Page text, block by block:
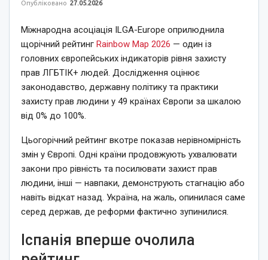
Опубліковано 27.05.2026
Міжнародна асоціація ILGA-Europe оприлюднила
щорічний рейтинг Rainbow Map 2026 — один із
головних європейських індикаторів рівня захисту
прав ЛГБТІК+ людей. Дослідження оцінює
законодавство, державну політику та практики
захисту прав людини у 49 країнах Європи за шкалою
від 0% до 100%.
Цьогорічний рейтинг вкотре показав нерівномірність
змін у Європі. Одні країни продовжують ухвалювати
закони про рівність та посилювати захист прав
людини, інші — навпаки, демонструють стагнацію або
навіть відкат назад. Україна, на жаль, опинилася саме
серед держав, де реформи фактично зупинилися.
Іспанія вперше очолила